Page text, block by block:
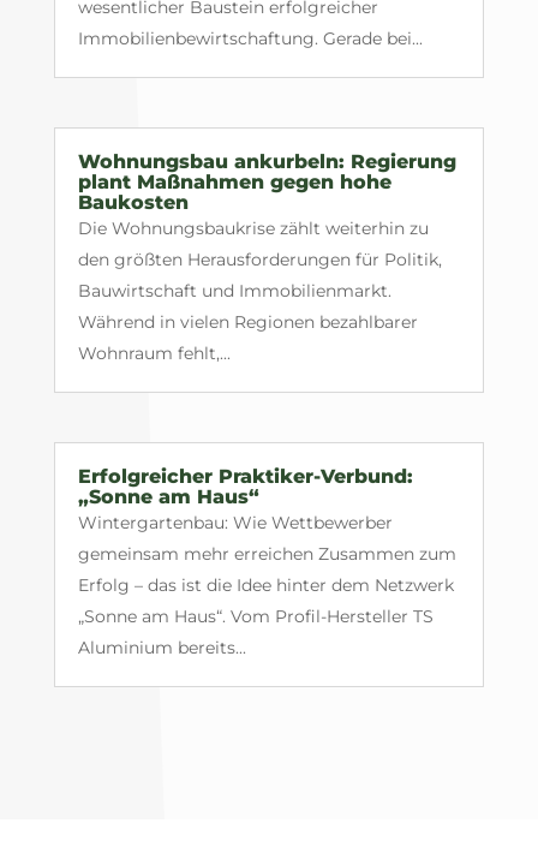
wesentlicher Baustein erfolgreicher
Immobilienbewirtschaftung. Gerade bei...
Wohnungsbau ankurbeln: Regierung
plant Maßnahmen gegen hohe
Baukosten
Die Wohnungsbaukrise zählt weiterhin zu
den größten Herausforderungen für Politik,
Bauwirtschaft und Immobilienmarkt.
Während in vielen Regionen bezahlbarer
Wohnraum fehlt,...
Erfolgreicher Praktiker-Verbund:
„Sonne am Haus“
Wintergartenbau: Wie Wettbewerber
gemeinsam mehr erreichen Zusammen zum
Erfolg – das ist die Idee hinter dem Netzwerk
„Sonne am Haus“. Vom Profil-Hersteller TS
Aluminium bereits...